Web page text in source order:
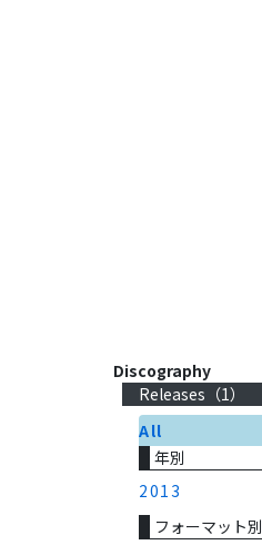
Discography
Releases（1）
All
年別
2013
フォーマット別